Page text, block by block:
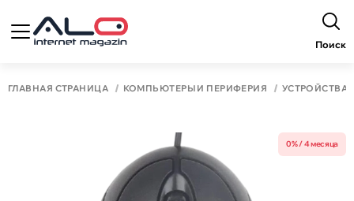
Поиск
ГЛАВНАЯ СТРАНИЦА КОМПЬЮТЕРЫ И ПЕРИФЕРИЯ УСТРОЙСТВА
0% / 4 месяца